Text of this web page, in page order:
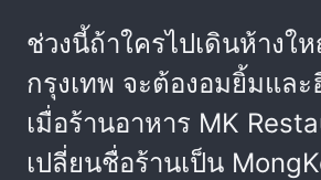
ช่วงนี้ถ้าใครไปเดินห้างใ
กรุงเทพ จะต้องอมยิ้มแล
เมื่อร้านอาหาร MK
เปลี่ยนชื่อร้านเป็น